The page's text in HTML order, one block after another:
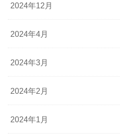
2024年12月
2024年4月
2024年3月
2024年2月
2024年1月